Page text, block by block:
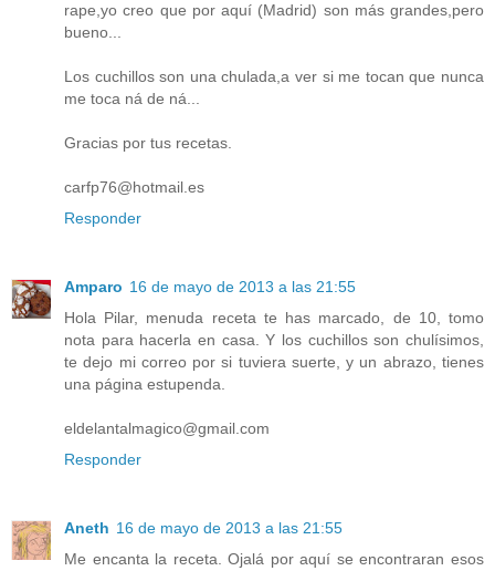
rape,yo creo que por aquí (Madrid) son más grandes,pero
bueno...
Los cuchillos son una chulada,a ver si me tocan que nunca
me toca ná de ná...
Gracias por tus recetas.
carfp76@hotmail.es
Responder
Amparo 16 de mayo de 2013 a las 21:55
Hola Pilar, menuda receta te has marcado, de 10, tomo
nota para hacerla en casa. Y los cuchillos son chulísimos,
te dejo mi correo por si tuviera suerte, y un abrazo, tienes
una página estupenda.
eldelantalmagico@gmail.com
Responder
Aneth 16 de mayo de 2013 a las 21:55
Me encanta la receta. Ojalá por aquí se encontraran esos